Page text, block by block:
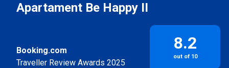
Apartament Be Happy II
Booking.com
Traveller Review Awards 2025
8.2
out of 10